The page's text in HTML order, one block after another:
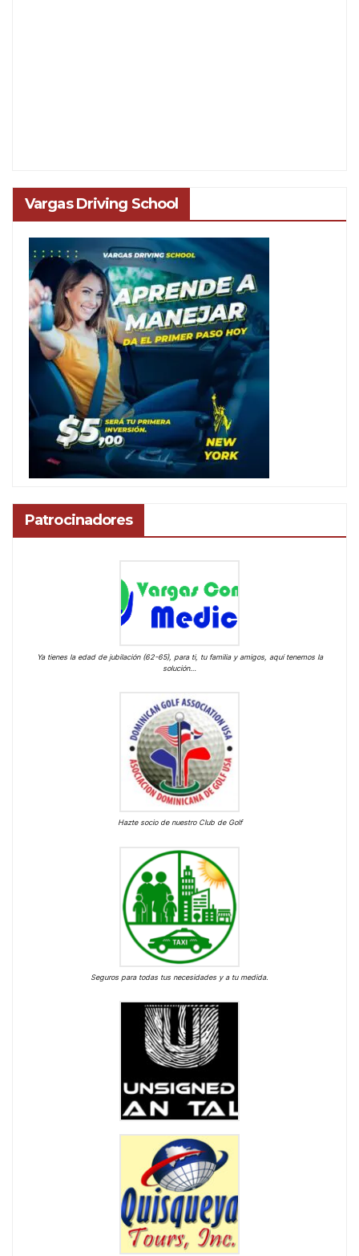
Vargas Driving School
Patrocinadores
Ya tienes la edad de jubilación (62-65), para ti, tu familia y amigos, aquí tenemos la
solución…
Hazte socio de nuestro Club de Golf
Seguros para todas tus necesidades y a tu medida.